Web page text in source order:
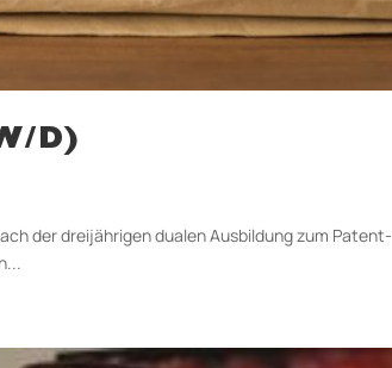
D)
der dreijährigen dualen Ausbildung zum Pa­tent­